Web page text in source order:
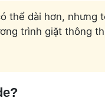
thể dài hơn, nhưng
trình giặt thông